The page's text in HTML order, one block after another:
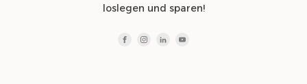
loslegen und sparen!